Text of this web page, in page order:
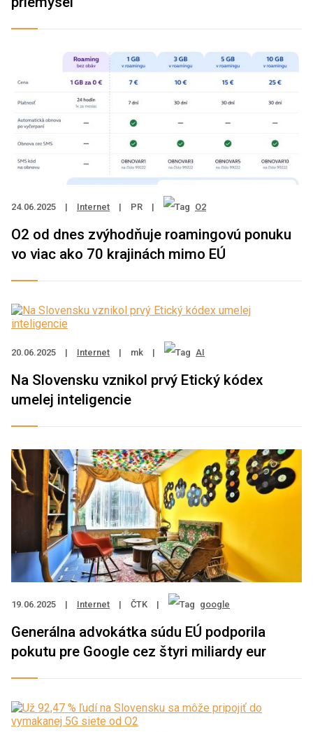
24.06.2025 | Internet | PR | O2
O2 od dnes zvýhodňuje roamingovú ponuku
vo viac ako 70 krajinách mimo EÚ
20.06.2025 | Internet | mk | AI
Na Slovensku vznikol prvý Etický kódex
umelej inteligencie
19.06.2025 | Internet | ČTK | google
Generálna advokátka súdu EÚ podporila
pokutu pre Google cez štyri miliardy eur